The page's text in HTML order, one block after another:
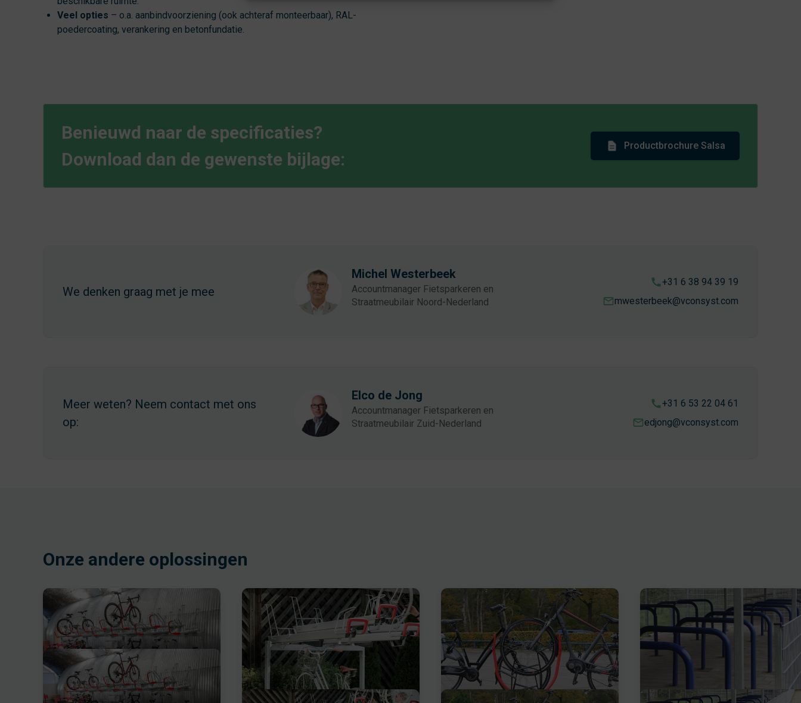
Veel opties – o.a. aanbindvoorziening (ook achteraf monteerbaar), RAL-
poedercoating, verankering en betonfundatie.
Benieuwd naar de specificaties?
Download dan de gewenste bijlage:
Productbrochure Salsa
We denken graag met je mee
Michel Westerbeek
Accountmanager Fietsparkeren en
Straatmeubilair Noord-Nederland
+31 6 38 94 39 19
mwesterbeek@vconsyst.com
Meer weten? Neem contact met ons
op:
Elco de Jong
Accountmanager Fietsparkeren en
Straatmeubilair Zuid-Nederland
+31 6 53 22 04 61
edjong@vconsyst.com
Onze andere oplossingen